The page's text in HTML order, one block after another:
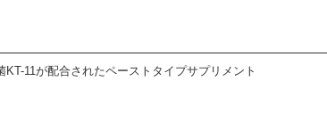
11が配合されたペーストタイプサプリメント